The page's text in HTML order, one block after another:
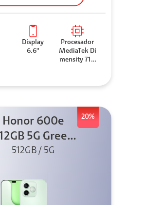
Display
6.6''
Procesador
MediaTek Di
mensity 710
20%
Honor 600e
5G Green
+ 45W
512GB / 5G